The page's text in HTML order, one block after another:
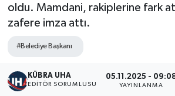
oldu. Mamdani, rakiplerine fark
zafere imza attı.
#Belediye Başkanı
KÜBRA UHA
EDİTÖR SORUMLUSU
05.11.2025 -
YAYINLANMA
Haber Arşivi